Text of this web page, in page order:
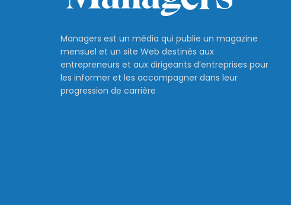
Managers est un média qui publie un magazine
mensuel et un site Web destinés aux
entrepreneurs et aux dirigeants d’entreprises pour
les informer et les accompagner dans leur
progression de carrière